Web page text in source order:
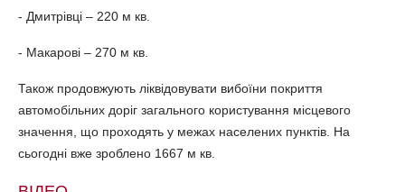
- Дмитрівці – 220 м кв.
- Макарові – 270 м кв.
Також продовжують ліквідовувати вибоїни покриття
автомобільних доріг загального користування місцевого
значення, що проходять у межах населених пунктів. На
сьогодні вже зроблено 1667 м кв.